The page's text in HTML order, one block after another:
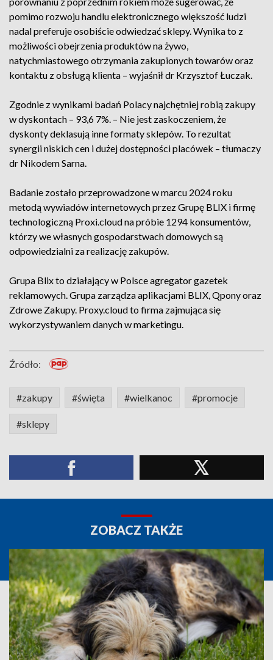
pomimo rozwoju handlu elektronicznego większość ludzi
nadal preferuje osobiście odwiedzać sklepy. Wynika to z
możliwości obejrzenia produktów na żywo,
natychmiastowego otrzymania zakupionych towarów oraz
kontaktu z obsługą klienta – wyjaśnił dr Krzysztof Łuczak.
Zgodnie z wynikami badań Polacy najchętniej robią zakupy
w dyskontach – 93,6 7%. – Nie jest zaskoczeniem, że
dyskonty deklasują inne formaty sklepów. To rezultat
synergii niskich cen i dużej dostępności placówek – tłumaczy
dr Nikodem Sarna.
Badanie zostało przeprowadzone w marcu 2024 roku
metodą wywiadów internetowych przez Grupę BLIX i firmę
technologiczną Proxi.cloud na próbie 1294 konsumentów,
którzy we własnych gospodarstwach domowych są
odpowiedzialni za realizację zakupów.
Grupa Blix to działający w Polsce agregator gazetek
reklamowych. Grupa zarządza aplikacjami BLIX, Qpony oraz
Zdrowe Zakupy. Proxy.cloud to firma zajmująca się
wykorzystywaniem danych w marketingu.
Źródło:
#zakupy #święta #wielkanoc #promocje
#sklepy
ZOBACZ TAKŻE